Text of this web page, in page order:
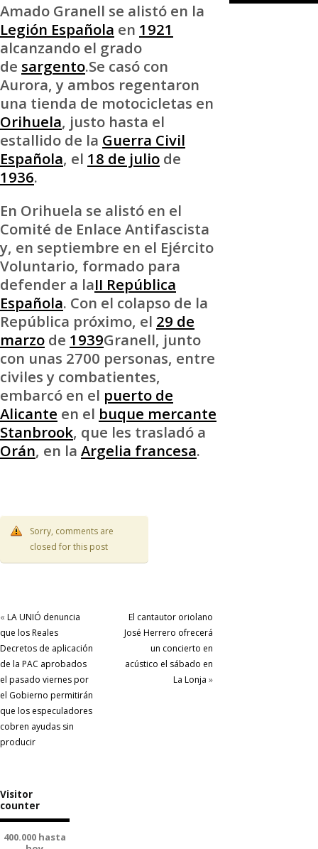
Amado Granell se alistó en la
Legión Española en 1921
alcanzando el grado
de sargento.Se casó con
Aurora, y ambos regentaron
una tienda de motocicletas en
Orihuela, justo hasta el
estallido de la Guerra Civil
Española, el 18 de julio de
1936.
En Orihuela se alistó en el
Comité de Enlace Antifascista
y, en septiembre en el Ejército
Voluntario, formado para
defender a laII República
Española. Con el colapso de la
República próximo, el 29 de
marzo de 1939Granell, junto
con unas 2700 personas, entre
civiles y combatientes,
embarcó en el puerto de
Alicante en el buque mercante
Stanbrook, que les trasladó a
Orán, en la Argelia francesa.
Sorry, comments are
closed for this post
« LA UNIÓ denuncia
que los Reales
Decretos de aplicación
de la PAC aprobados
el pasado viernes por
el Gobierno permitirán
que los especuladores
cobren ayudas sin
producir
El cantautor oriolano
José Herrero ofrecerá
un concierto en
acústico el sábado en
La Lonja »
Visitor
counter
400.000 hasta